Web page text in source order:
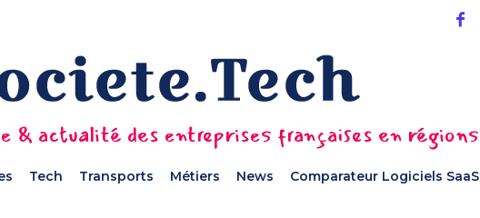
& actualité des entreprises françaises en régions
Tech Transports Métiers News Comparateur Logiciels SaaS